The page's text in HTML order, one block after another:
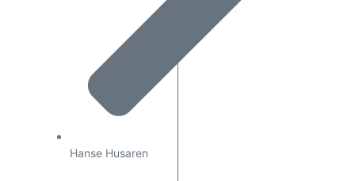
Hanse Husaren